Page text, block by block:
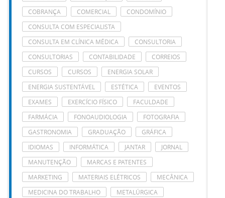
COBRANÇA
COMERCIAL
CONDOMÍNIO
CONSULTA COM ESPECIALISTA
CONSULTA EM CLÍNICA MÉDICA
CONSULTORIA
CONSULTORIAS
CONTABILIDADE
CORREIOS
CURSOS
CURSOS
ENERGIA SOLAR
ENERGIA SUSTENTÁVEL
ESTÉTICA
EVENTOS
EXAMES
EXERCÍCIO FÍSICO
FACULDADE
FARMÁCIA
FONOAUDIOLOGIA
FOTOGRAFIA
GASTRONOMIA
GRADUAÇÃO
GRÁFICA
IDIOMAS
INFORMÁTICA JANTAR
JORNAL
MANUTENÇÃO
MARCAS E PATENTES
MARKETING
MATERIAIS ELÉTRICOS
MECÂNICA
MEDICINA DO TRABALHO
METALÚRGICA